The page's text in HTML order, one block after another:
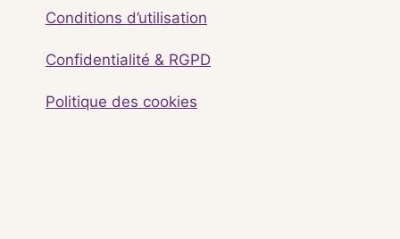
Conditions d’utilisation
Confidentialité & RGPD
Politique des cookies